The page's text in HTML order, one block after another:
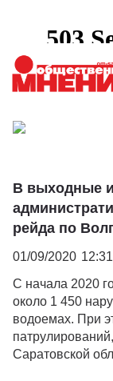
В выходные
рейда по
01/09/2020 12:31
С начала 2020
около 1 450
водоемах. При
Саратовской